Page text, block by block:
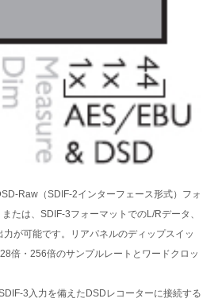
Raw（SDIF-2インターフェース形式）フォ
たは、SDIF-3フォーマットでのL/Rデータ、
が可能です。リアパネルのディップスイッ
倍・256倍のサンプルレートとワードクロッ
3入力を備えたDSDレコーターに接続する